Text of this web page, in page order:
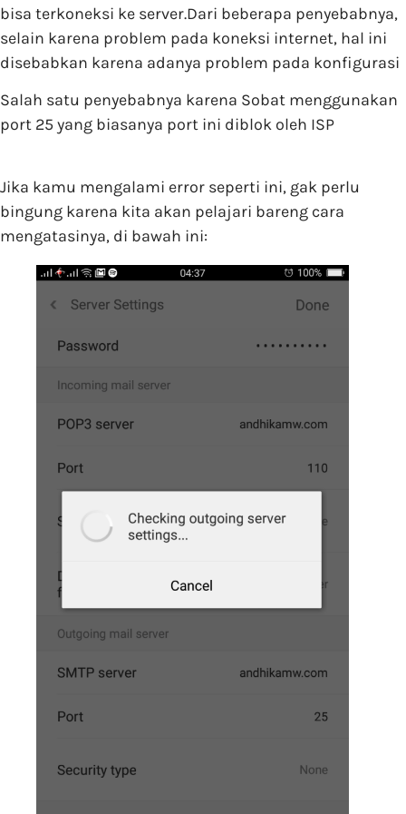
bisa terkoneksi ke server.Dari beberapa penyebabnya,
selain karena problem pada koneksi internet, hal ini
disebabkan karena adanya problem pada konfigurasi
Salah satu penyebabnya karena Sobat menggunakan
port 25 yang biasanya port ini diblok oleh ISP
Jika kamu mengalami error seperti ini, gak perlu
bingung karena kita akan pelajari bareng cara
mengatasinya, di bawah ini: